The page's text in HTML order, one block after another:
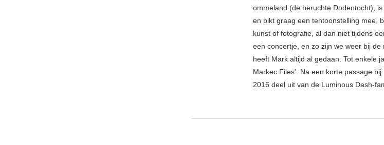
ommeland (de beruchte Dodentocht),
en pikt graag een tentoonstelling mee,
kunst of fotografie, al dan niet tijdens
een concertje, en zo zijn we weer bij
heeft Mark altijd al gedaan. Tot enkele
Markec Files'. Na een korte passage
2016 deel uit van de Luminous Dash-